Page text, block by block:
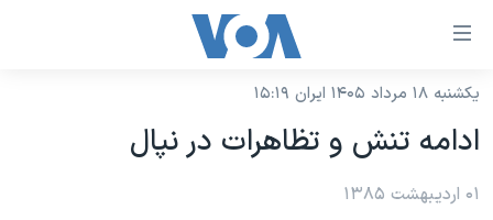
لینکهای
دسترسی
جهش
محتوای
نسخه سبک وب‌سایت
موضوع ها
یکشنبه ۱۸ مرداد ۱۴۰۵ ایران ۱۵:۱۹
ادامه تنش و تظاهرات در نپال
۰۱ اردیبهشت ۱۳۸۵